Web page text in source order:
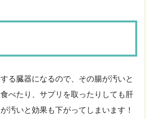
る臓器になるので、その腸が汚いと
べたり、サプリを取ったりしても肝
汚いと効果も下がってしまいます！